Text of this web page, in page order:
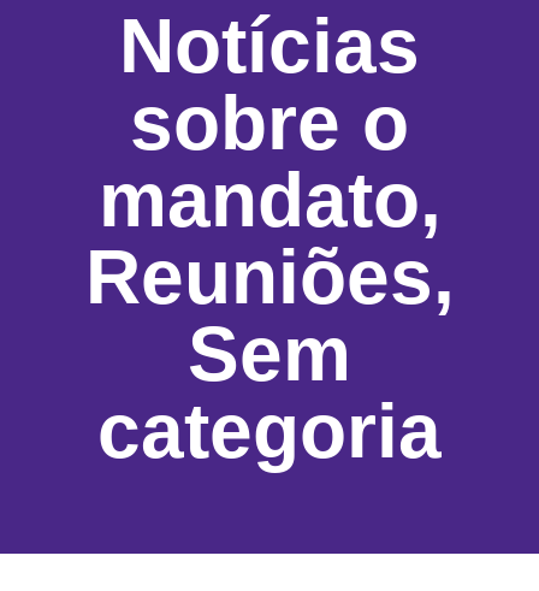
Notícias
sobre o
mandato,
Reuniões,
Sem
categoria